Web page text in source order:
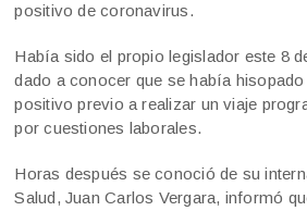
positivo de coronavirus.
Había sido el propio legislador este 8
dado a conocer que se había
positivo previo a realizar un viaje
por cuestiones laborales.
Horas después se conoció de su
Salud, Juan Carlos Vergara, informó